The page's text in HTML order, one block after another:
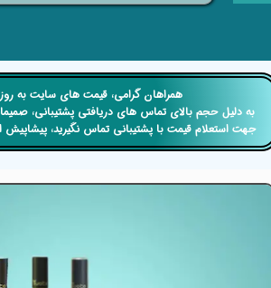
​​همراهان گرامی، قیمت های سایت به
به دلیل حجم بالای تماس های دریافتی پشتیبانی،
جهت استعلام قیمت با پشتیبانی تماس نگیرید، پیشاپیش